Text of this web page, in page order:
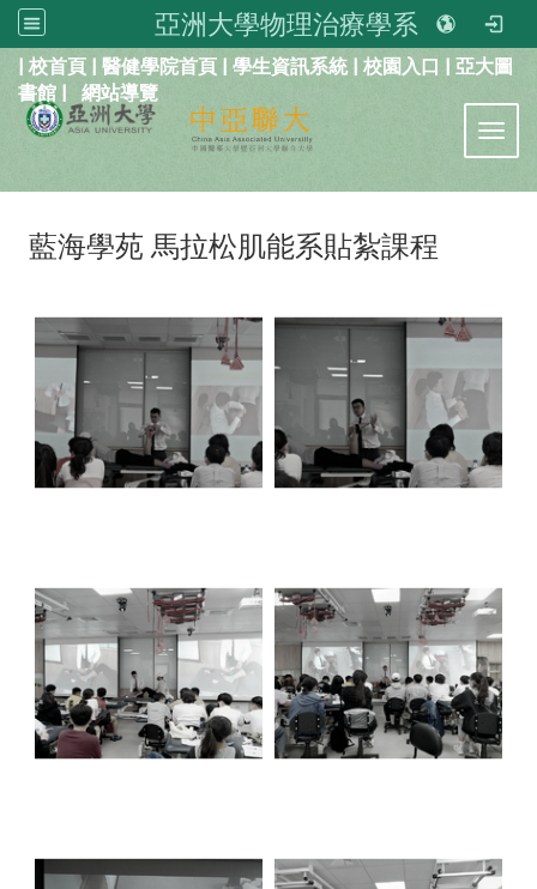
亞洲大學物理治療學系
| 校首頁 | 醫健學院首頁 | 學生資訊系統 | 校園入口 | 亞大圖
書館 | 網站導覽
藍海學苑 馬拉松肌能系貼紮課程